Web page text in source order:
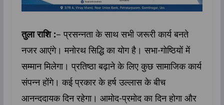
तुला राशि :– प्रसन्नता के साथ सभी जरूरी कार्य बनते
नजर आएंगे। मनोरथ सिद्धि का योग है। सभा-गोष्ठियों में
सम्मान मिलेगा। प्रतिष्ठा बढ़ाने के लिए कुछ सामाजिक कार्य
संपन्न होंगे। कई प्रकार के हर्ष उल्लास के बीच
आनन्ददायक दिन रहेगा। आमोद-प्रमोद का दिन होगा और